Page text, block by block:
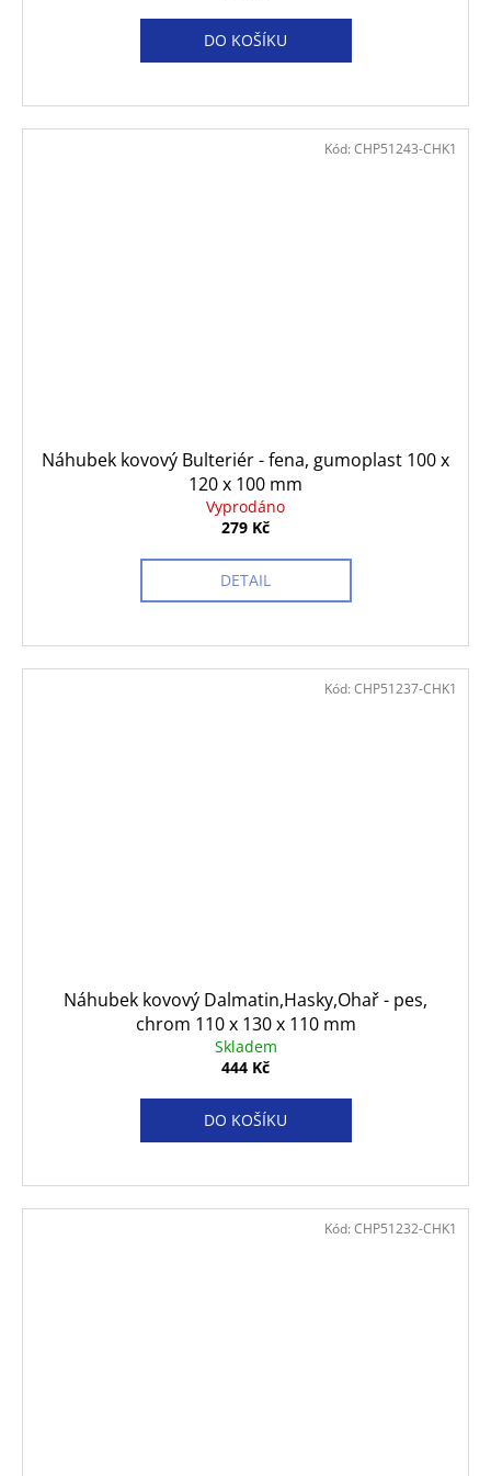
DO KOŠÍKU
Náhubek kovový Bulteriér - fena, gumoplast 100 x
120 x 100 mm
Vyprodáno
279 Kč
DETAIL
Kód: CHP51243-CHK1
Náhubek kovový Dalmatin,Hasky,Ohař - pes,
chrom 110 x 130 x 110 mm
Skladem
444 Kč
DO KOŠÍKU
Kód: CHP51237-CHK1
Kód: CHP51232-CHK1